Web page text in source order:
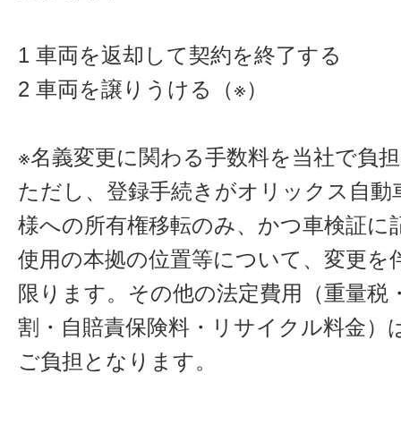
1 車両を返却して契約を終了する
2 車両を譲りうける（※）
※名義変更に関わる手数料を当社で負
ただし、登録手続きがオリックス自動
様への所有権移転のみ、かつ車検証に
使用の本拠の位置等について、変更を
限ります。その他の法定費用（重量税
割・自賠責保険料・リサイクル料金）
ご負担となります。